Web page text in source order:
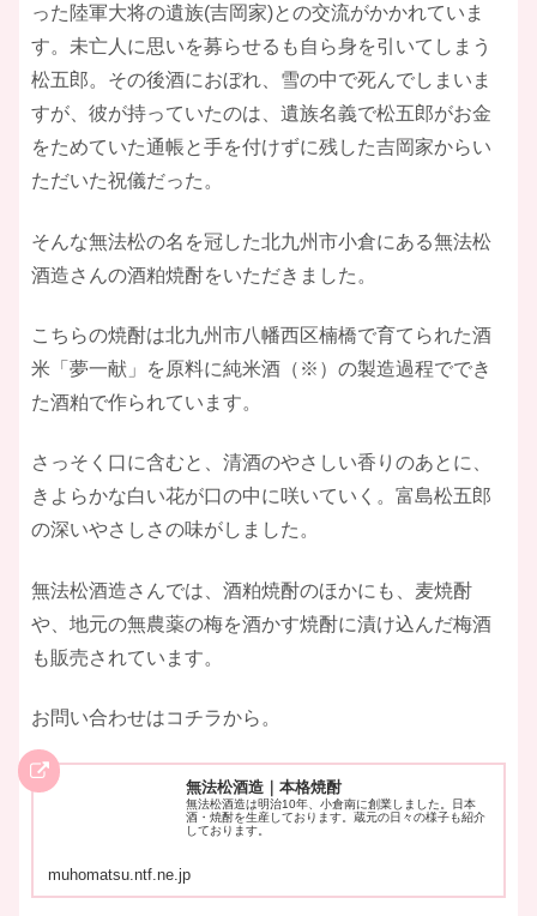
った陸軍大将の遺族(吉岡家)との交流がかかれていま
す。未亡人に思いを募らせるも自ら身を引いてしまう
松五郎。その後酒におぼれ、雪の中で死んでしまいま
すが、彼が持っていたのは、遺族名義で松五郎がお金
をためていた通帳と手を付けずに残した吉岡家からい
ただいた祝儀だった。
そんな無法松の名を冠した北九州市小倉にある無法松
酒造さんの酒粕焼酎をいただきました。
こちらの焼酎は北九州市八幡西区楠橋で育てられた酒
米「夢一献」を原料に純米酒（※）の製造過程ででき
た酒粕で作られています。
さっそく口に含むと、清酒のやさしい香りのあとに、
きよらかな白い花が口の中に咲いていく。富島松五郎
の深いやさしさの味がしました。
無法松酒造さんでは、酒粕焼酎のほかにも、麦焼酎
や、地元の無農薬の梅を酒かす焼酎に漬け込んだ梅酒
も販売されています。
お問い合わせはコチラから。
無法松酒造｜本格焼酎
無法松酒造は明治10年、小倉南に創業しました。日本
酒・焼酎を生産しております。蔵元の日々の様子も紹介
しております。
muhomatsu.ntf.ne.jp